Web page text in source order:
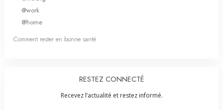
@work
@home
Comment rester en bonne santé
RESTEZ CONNECTÉ
Recevez l’actualité et restez informé.